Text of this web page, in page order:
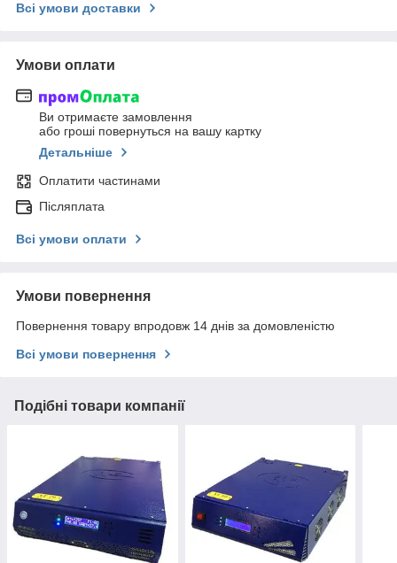
Всі умови доставки
Умови оплати
Ви отримаєте замовлення
або гроші повернуться на вашу картку
Детальніше
Оплатити частинами
Післяплата
Всі умови оплати
Умови повернення
Повернення товару впродовж 14 днів за домовленістю
Всі умови повернення
Подібні товари компанії